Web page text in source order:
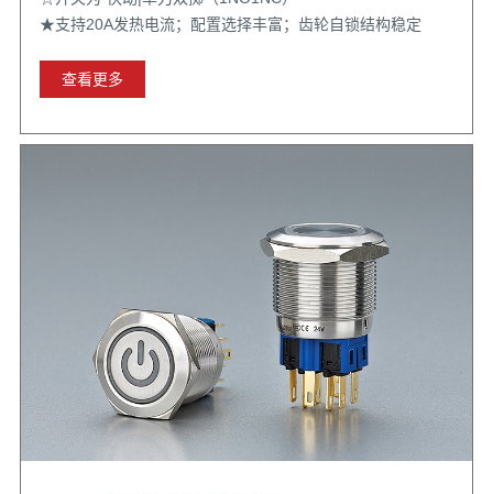
★支持20A发热电流；配置选择丰富；齿轮自锁结构稳定
查看更多